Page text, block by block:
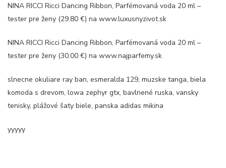
NINA RICCI Ricci Dancing Ribbon, Parfémovaná voda 20 ml –
tester pre ženy (29.80 €) na www.luxusnyzivot.sk
NINA RICCI Ricci Dancing Ribbon, Parfémovaná voda 20 ml –
tester pre ženy (30.00 €) na www.najparfemy.sk
slnecne okuliare ray ban, esmeralda 129, muzske tanga, biela
komoda s drevom, lowa zephyr gtx, bavlnené ruska, vansky
tenisky, plážové šaty biele, panska adidas mikina
yyyyy